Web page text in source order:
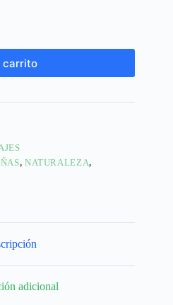
carrito
, NATURALEZA,
adicional